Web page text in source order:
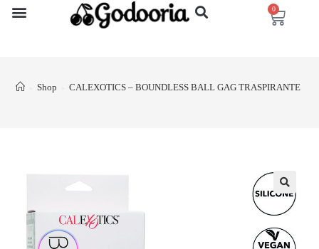
0
> Shop > CALEXOTICS – BOUNDLESS BALL GAG TRASPIRANTE